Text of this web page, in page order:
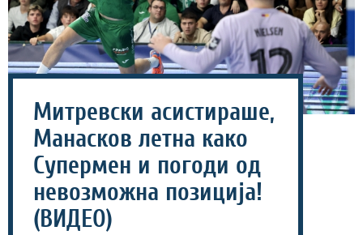
Митревски асистираше,
Манасков летна како
Супермен и погоди од
невозможна позиција!
(ВИДЕО)